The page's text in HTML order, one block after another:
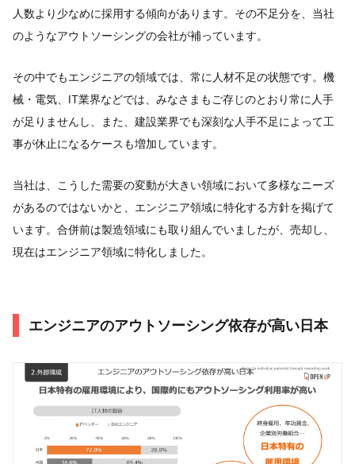
人数より少なめに採用する傾向があります。その不足分を、当社
のようなアウトソーシングの会社が補っています。
その中でもエンジニアの領域では、常に人材不足の状態です。機
械・電気、IT業界などでは、みなさまもご存じのとおり常に人手
が足りませんし、また、建設業界でも深刻な人手不足によって工
事が休止になるケースも増加しています。
当社は、こうした需要の変動が大きい領域において多様なニーズ
があるのではないかと、エンジニア領域に特化する方針を掲げて
います。合併前は製造領域にも取り組んでいましたが、売却し、
現在はエンジニア領域に特化しました。
エンジニアのアウトソーシング依存が高い日本